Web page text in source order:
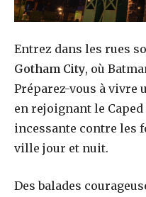
Entrez dans les rues
Gotham City, où
Préparez-vous à vivre
en rejoignant le
incessante contre les
ville jour et nuit.
Des balades